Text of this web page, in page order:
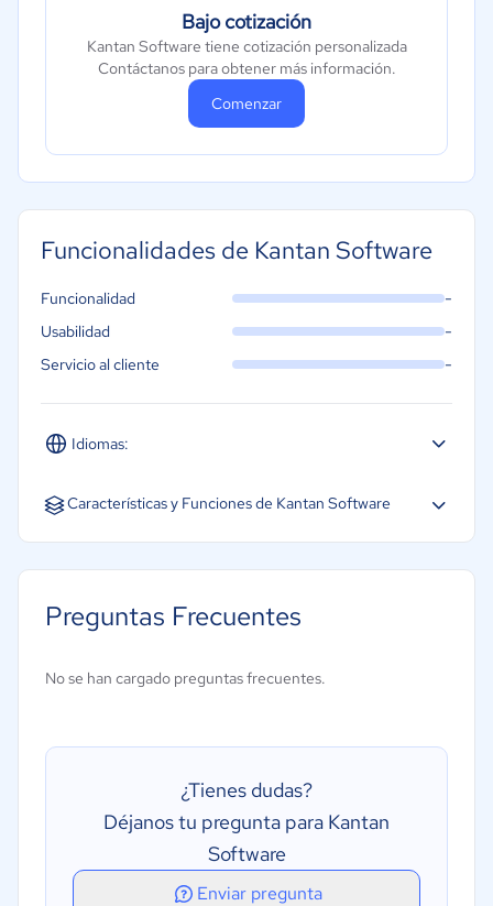
Bajo cotización
Kantan Software tiene cotización personalizada
Contáctanos para obtener más información.
Comenzar
Funcionalidades de Kantan Software
Idiomas:
Español Inglés Portugués
Funcionalidad -
Usabilidad -
Servicio al cliente -
Características y Funciones de Kantan Software
Control de calidad de proveedores
Gestión de quejas
Gestión de riesgos
Seguimiento de defectos
Preguntas Frecuentes
No se han cargado preguntas frecuentes.
¿Tienes dudas?
Déjanos tu pregunta para Kantan
Software
Enviar pregunta